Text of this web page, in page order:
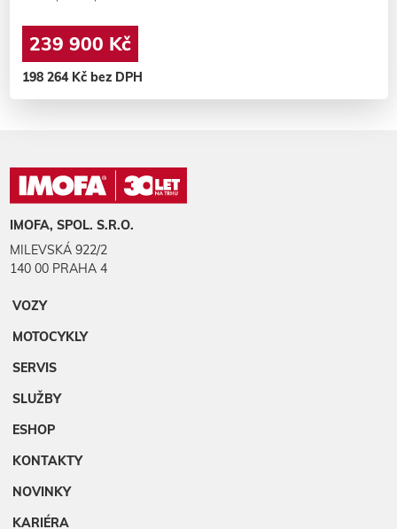
239 900 Kč
198 264 Kč bez DPH
IMOFA, SPOL. S.R.O.
MILEVSKÁ 922/2
140 00 PRAHA 4
VOZY
MOTOCYKLY
SERVIS
SLUŽBY
ESHOP
KONTAKTY
NOVINKY
KARIÉRA